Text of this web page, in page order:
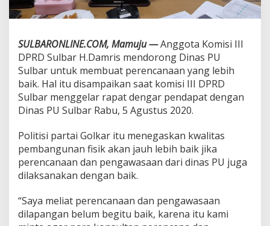
b
a
B
u
a
t
P
r
e
n
a
n
a
n
a
n
SULBARONLINE.COM, Mamuju —Anggota Komisi III
DPRD Sulbar H.Damris mendorong Dinas PU
Sulbar untuk membuat perencanaan yang lebih
baik. Hal itu disampaikan saat komisi III DPRD
Sulbar menggelar rapat dengar pendapat dengan
Dinas PU Sulbar Rabu, 5 Agustus 2020.
Politisi partai Golkar itu menegaskan kwalitas
pembangunan fisik akan jauh lebih baik jika
perencanaan dan pengawasaan dari dinas PU juga
dilaksanakan dengan baik.
“Saya meliat perencanaan dan pengawasaan
dilapangan belum begitu baik, karena itu kami